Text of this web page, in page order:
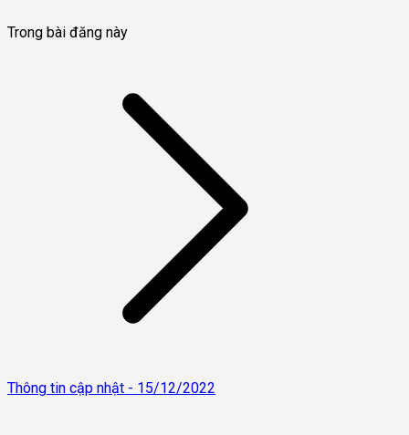
Trong bài đăng này
Thông tin cập nhật - 15/12/2022